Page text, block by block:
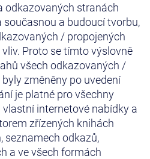
odkazovaných stranách
současnou a budoucí tvorbu,
/ propojených
Proto se tímto výslovně
všech odkazovaných /
změněny po uvedení
je platné pro všechny
internetové nabídky a
zřízených knihách
seznamech odkazů,
a ve všech formách